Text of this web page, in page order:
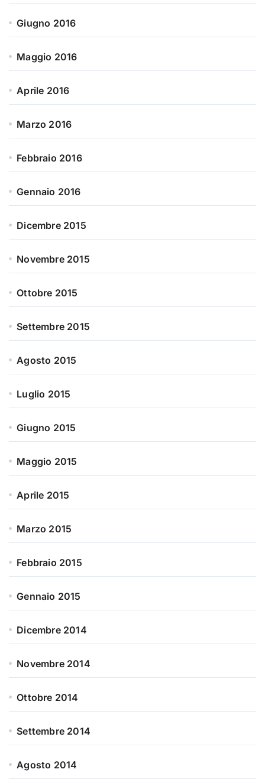
Giugno 2016
Maggio 2016
Aprile 2016
Marzo 2016
Febbraio 2016
Gennaio 2016
Dicembre 2015
Novembre 2015
Ottobre 2015
Settembre 2015
Agosto 2015
Luglio 2015
Giugno 2015
Maggio 2015
Aprile 2015
Marzo 2015
Febbraio 2015
Gennaio 2015
Dicembre 2014
Novembre 2014
Ottobre 2014
Settembre 2014
Agosto 2014